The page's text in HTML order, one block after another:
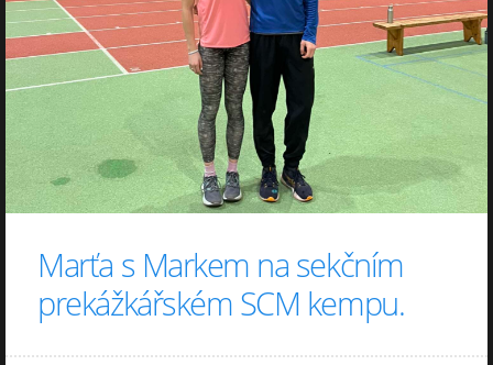
Marťa s Markem na sekčním
prekážkářském SCM kempu.